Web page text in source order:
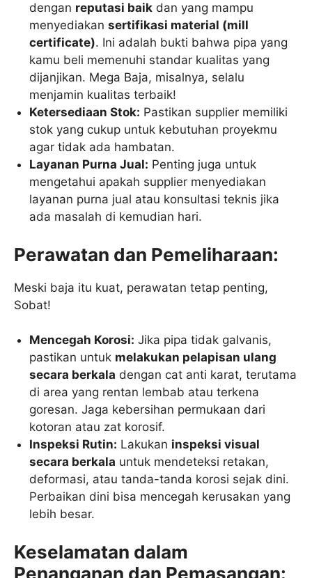
dengan reputasi baik dan yang mampu
menyediakansertifikasi material (mill
certificate). Ini adalah bukti bahwa pipa yang
kamu beli memenuhi standar kualitas yang
dijanjikan. Mega Baja, misalnya, selalu
menjamin kualitas terbaik!
Ketersediaan Stok: Pastikan supplier memiliki
stok yang cukup untuk kebutuhan proyekmu
agar tidak ada hambatan.
Layanan Purna Jual: Penting juga untuk
mengetahui apakah supplier menyediakan
layanan purna jual atau konsultasi teknis jika
ada masalah di kemudian hari.
Perawatan dan Pemeliharaan:
Meski baja itu kuat, perawatan tetap penting,
Sobat!
Mencegah Korosi: Jika pipa tidak galvanis,
pastikan untuk melakukan pelapisan ulang
secara berkala dengan cat anti karat, terutama
di area yang rentan lembab atau terkena
goresan. Jaga kebersihan permukaan dari
kotoran atau zat korosif.
Inspeksi Rutin: Lakukan inspeksi visual
secara berkala untuk mendeteksi retakan,
deformasi, atau tanda-tanda korosi sejak dini.
Perbaikan dini bisa mencegah kerusakan yang
lebih besar.
Keselamatan dalam
Penanganan dan Pemasangan: